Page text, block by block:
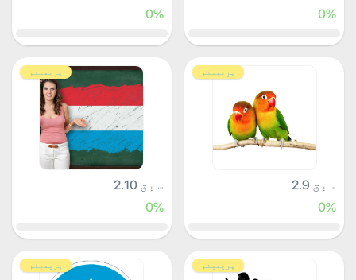
0%
0%
پرِیمیئم
سبق 2.9
0%
پرِیمیئم
سبق 2.10
0%
پرِیمیئم پرِیمیئم